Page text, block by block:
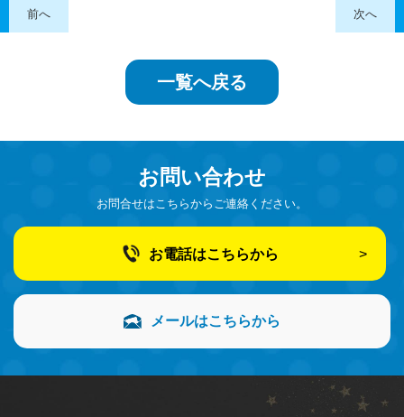
前へ 次へ
一覧へ戻る
お問い合わせ
お問合せはこちらからご連絡ください。
お電話はこちらから
メールはこちらから